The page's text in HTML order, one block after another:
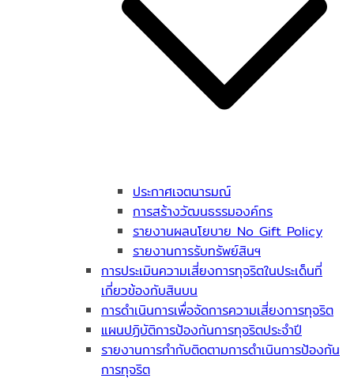
ประกาศเจตนารมณ์
การสร้างวัฒนธรรมองค์กร
รายงานผลนโยบาย No Gift Policy
รายงานการรับทรัพย์สินฯ
การประเมินความเสี่ยงการทุจริตในประเด็นที่
เกี่ยวข้องกับสินบน
การดำเนินการเพื่อจัดการความเสี่ยงการทุจริต
แผนปฏิบัติการป้องกันการทุจริตประจำปี
รายงานการกำกับติดตามการดำเนินการป้องกัน
การทุจริต